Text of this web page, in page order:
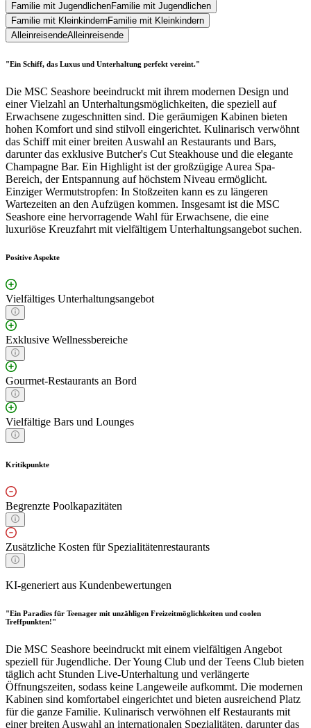
Familie mit JugendlichenFamilie mit Jugendlichen
Familie mit KleinkindernFamilie mit Kleinkindern
AlleinreisendeAlleinreisende
"Ein Schiff, das Luxus und Unterhaltung perfekt vereint."
Die MSC Seashore beeindruckt mit ihrem modernen Design und
einer Vielzahl an Unterhaltungsmöglichkeiten, die speziell auf
Erwachsene zugeschnitten sind. Die geräumigen Kabinen bieten
hohen Komfort und sind stilvoll eingerichtet. Kulinarisch verwöhnt
das Schiff mit einer breiten Auswahl an Restaurants und Bars,
darunter das exklusive Butcher's Cut Steakhouse und die elegante
Champagne Bar. Ein Highlight ist der großzügige Aurea Spa-
Bereich, der Entspannung auf höchstem Niveau ermöglicht.
Einziger Wermutstropfen: In Stoßzeiten kann es zu längeren
Wartezeiten an den Aufzügen kommen. Insgesamt ist die MSC
Seashore eine hervorragende Wahl für Erwachsene, die eine
luxuriöse Kreuzfahrt mit vielfältigem Unterhaltungsangebot suchen.
Positive Aspekte
Vielfältiges Unterhaltungsangebot
Exklusive Wellnessbereiche
Gourmet-Restaurants an Bord
Vielfältige Bars und Lounges
Kritikpunkte
Begrenzte Poolkapazitäten
Zusätzliche Kosten für Spezialitätenrestaurants
KI-generiert aus Kundenbewertungen
"Ein Paradies für Teenager mit unzähligen Freizeitmöglichkeiten und coolen
Treffpunkten!"
Die MSC Seashore beeindruckt mit einem vielfältigen Angebot
speziell für Jugendliche. Der Young Club und der Teens Club bieten
täglich acht Stunden Live-Unterhaltung und verlängerte
Öffnungszeiten, sodass keine Langeweile aufkommt. Die modernen
Kabinen sind komfortabel eingerichtet und bieten ausreichend Platz
für die ganze Familie. Kulinarisch verwöhnen elf Restaurants mit
einer breiten Auswahl an internationalen Spezialitäten, darunter das